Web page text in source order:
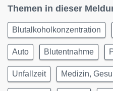
Themen in dieser
Blutalkoholkonzentration
Auto Blutentnahme
Unfallzeit Medizin,